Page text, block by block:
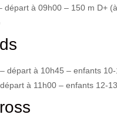
départ à 09h00 – 150 m D+
– départ à 10h45 – enfants
à 11h00 – enfants 12-